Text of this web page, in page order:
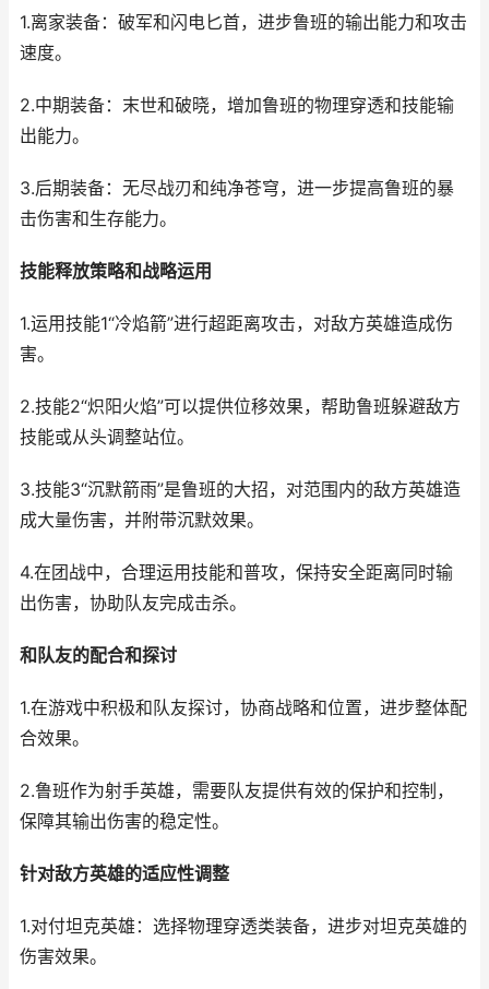
1.离家装备：破军和闪电匕首，进步鲁班的输出能力和攻击
速度。
2.中期装备：末世和破晓，增加鲁班的物理穿透和技能输
出能力。
3.后期装备：无尽战刃和纯净苍穹，进一步提高鲁班的暴
击伤害和生存能力。
技能释放策略和战略运用
1.运用技能1“冷焰箭”进行超距离攻击，对敌方英雄造成伤
害。
2.技能2“炽阳火焰”可以提供位移效果，帮助鲁班躲避敌方
技能或从头调整站位。
3.技能3“沉默箭雨”是鲁班的大招，对范围内的敌方英雄造
成大量伤害，并附带沉默效果。
4.在团战中，合理运用技能和普攻，保持安全距离同时输
出伤害，协助队友完成击杀。
和队友的配合和探讨
1.在游戏中积极和队友探讨，协商战略和位置，进步整体配
合效果。
2.鲁班作为射手英雄，需要队友提供有效的保护和控制，
保障其输出伤害的稳定性。
针对敌方英雄的适应性调整
1.对付坦克英雄：选择物理穿透类装备，进步对坦克英雄的
伤害效果。